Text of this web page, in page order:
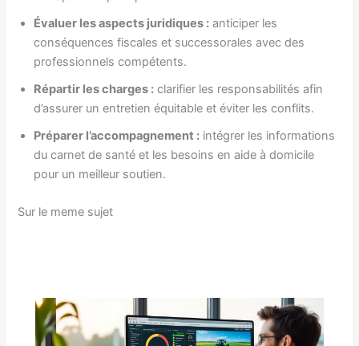
Évaluer les aspects juridiques : anticiper les
conséquences fiscales et successorales avec des
professionnels compétents.
Répartir les charges : clarifier les responsabilités afin
d’assurer un entretien équitable et éviter les conflits.
Préparer l’accompagnement : intégrer les informations
du carnet de santé et les besoins en aide à domicile
pour un meilleur soutien.
Sur le meme sujet